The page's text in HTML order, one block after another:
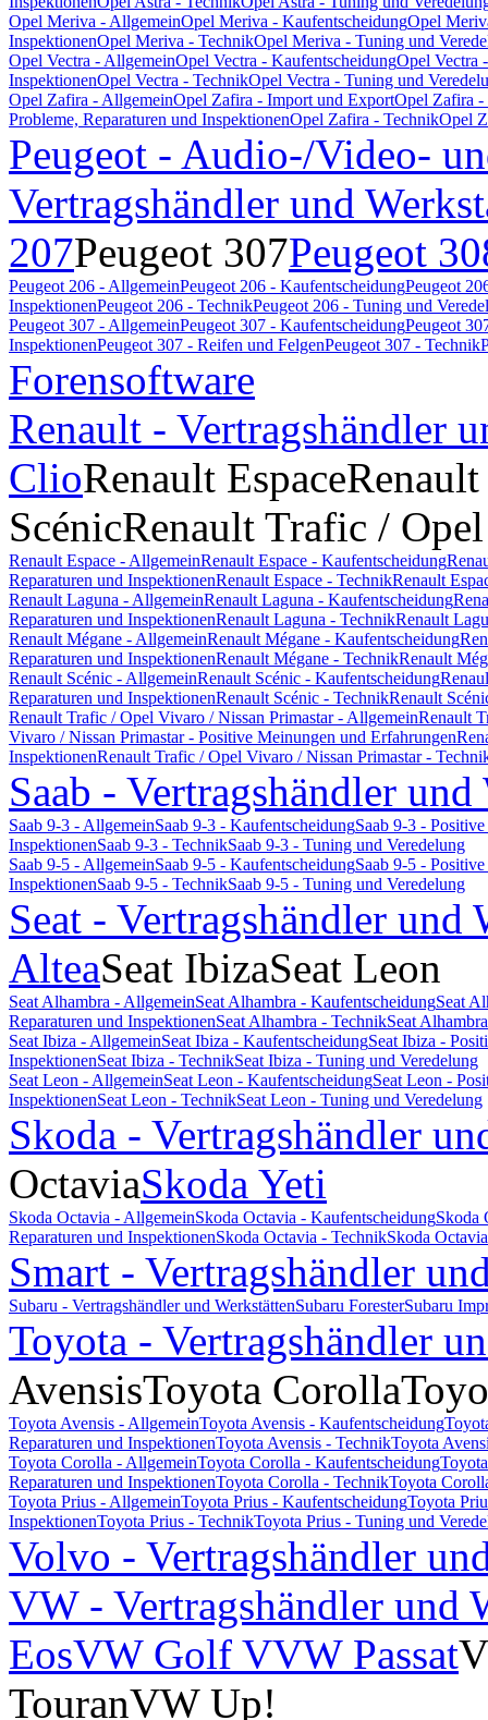
Opel Meriva - AllgemeinOpel Meriva - KaufentscheidungOpel
InspektionenOpel Meriva - TechnikOpel Meriva - Tuning und
Opel Vectra - AllgemeinOpel Vectra - KaufentscheidungOpel Vectra
InspektionenOpel Vectra - TechnikOpel Vectra - Tuning und
Opel Zafira - AllgemeinOpel Zafira - Import und ExportOpel Zafira -
Probleme, Reparaturen und InspektionenOpel Zafira - TechnikOpel
Peugeot - Audio-/Video-
Vertragshändler und
207Peugeot 307Peugeot
Peugeot 206 - AllgemeinPeugeot 206 - KaufentscheidungPeugeot
InspektionenPeugeot 206 - TechnikPeugeot 206 - Tuning und
Peugeot 307 - AllgemeinPeugeot 307 - KaufentscheidungPeugeot
InspektionenPeugeot 307 - Reifen und FelgenPeugeot 307 - Technik
Forensoftware
Renault - Vertragshändler
ClioRenault Espace
ScénicRenault Trafic /
Renault Espace - AllgemeinRenault Espace - Kaufentscheidung
Reparaturen und InspektionenRenault Espace - TechnikRenault
Renault Laguna - AllgemeinRenault Laguna - Kaufentscheidung
Reparaturen und InspektionenRenault Laguna - TechnikRenault
Renault Mégane - AllgemeinRenault Mégane - Kaufentscheidung
Reparaturen und InspektionenRenault Mégane - TechnikRenault
Renault Scénic - AllgemeinRenault Scénic - Kaufentscheidung
Reparaturen und InspektionenRenault Scénic - TechnikRenault
Renault Trafic / Opel Vivaro / Nissan Primastar - AllgemeinRenault
Vivaro / Nissan Primastar - Positive Meinungen und Erfahrungen
InspektionenRenault Trafic / Opel Vivaro / Nissan Primastar -
Saab - Vertragshändler und
Saab 9-3 - AllgemeinSaab 9-3 - KaufentscheidungSaab 9-3 -
InspektionenSaab 9-3 - TechnikSaab 9-3 - Tuning und Veredelung
Saab 9-5 - AllgemeinSaab 9-5 - KaufentscheidungSaab 9-5 -
InspektionenSaab 9-5 - TechnikSaab 9-5 - Tuning und Veredelung
Seat - Vertragshändler und
AlteaSeat IbizaSeat Leon
Seat Alhambra - AllgemeinSeat Alhambra - KaufentscheidungSeat
Reparaturen und InspektionenSeat Alhambra - TechnikSeat
Seat Ibiza - AllgemeinSeat Ibiza - KaufentscheidungSeat Ibiza -
InspektionenSeat Ibiza - TechnikSeat Ibiza - Tuning und Veredelung
Seat Leon - AllgemeinSeat Leon - KaufentscheidungSeat Leon -
InspektionenSeat Leon - TechnikSeat Leon - Tuning und Veredelung
Skoda - Vertragshändler
OctaviaSkoda Yeti
Skoda Octavia - AllgemeinSkoda Octavia - KaufentscheidungSkoda
Reparaturen und InspektionenSkoda Octavia - TechnikSkoda
Smart - Vertragshändler
Subaru - Vertragshändler und WerkstättenSubaru ForesterSubaru
Toyota - Vertragshändler
AvensisToyota Corolla
Toyota Avensis - AllgemeinToyota Avensis - Kaufentscheidung
Reparaturen und InspektionenToyota Avensis - TechnikToyota
Toyota Corolla - AllgemeinToyota Corolla - Kaufentscheidung
Reparaturen und InspektionenToyota Corolla - TechnikToyota
Toyota Prius - AllgemeinToyota Prius - KaufentscheidungToyota
InspektionenToyota Prius - TechnikToyota Prius - Tuning und
Volvo - Vertragshändler
VW - Vertragshändler und
EosVW Golf VVW Passat
TouranVW Up!